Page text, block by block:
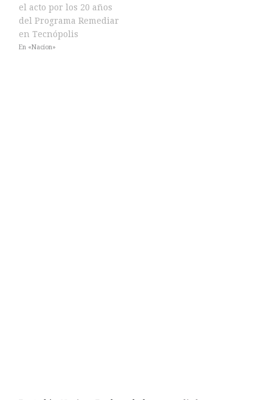
el acto por los 20 años
del Programa Remediar
en Tecnópolis
En «Nacion»